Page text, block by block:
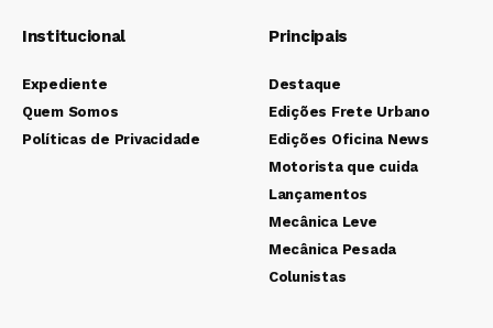
Institucional
Expediente
Quem Somos
Políticas de Privacidade
Principais
Destaque
Edições Frete Urbano
Edições Oficina News
Motorista que cuida
Lançamentos
Mecânica Leve
Mecânica Pesada
Colunistas